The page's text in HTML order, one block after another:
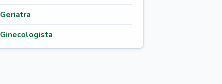
Geriatra
Ginecologista